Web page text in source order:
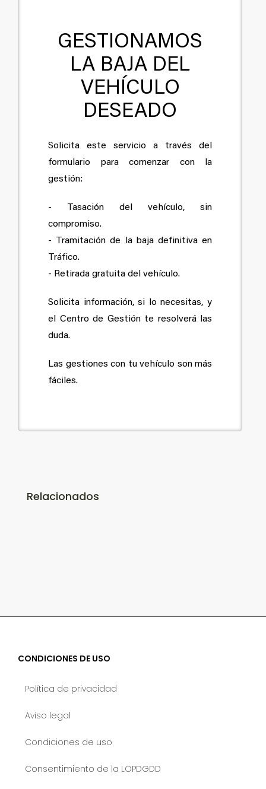
GESTIONAMOS
LA BAJA DEL
VEHÍCULO
DESEADO
Solicita este servicio a través del
formulario para comenzar con la
gestión:
- Tasación del vehículo, sin
compromiso.
- Tramitación de la baja definitiva en
Tráfico.
- Retirada gratuita del vehículo.
Solicita información, si lo necesitas, y
el Centro de Gestión te resolverá las
duda.
Las gestiones con tu vehículo son más
fáciles.
Relacionados
CONDICIONES DE USO
Política de privacidad
Aviso legal
Condiciones de uso
Consentimiento de la LOPDGDD